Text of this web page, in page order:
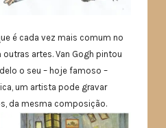
é cada vez mais comum no
artes. Van Gogh pintou
o seu – hoje famoso –
um artista pode gravar
da mesma composição.